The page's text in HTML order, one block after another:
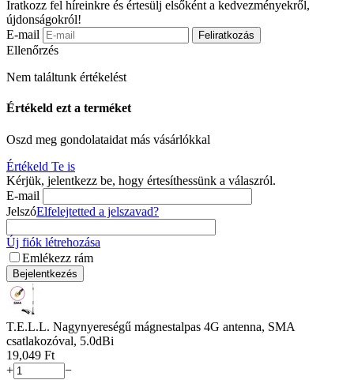
Iratkozz fel híreinkre és értesülj elsőként a kedvezményekről,
újdonságokról!
E-mail
Feliratkozás
Ellenőrzés
Nem találtunk értékelést
Értékeld ezt a terméket
Oszd meg gondolataidat más vásárlókkal
Értékeld Te is
Kérjük, jelentkezz be, hogy értesíthessünk a válaszról.
E-mail
JelszóElfelejtetted a jelszavad?
Új fiók létrehozása
Emlékezz rám
Bejelentkezés
T.E.L.L. Nagynyereségű mágnestalpas 4G antenna, SMA
csatlakozóval, 5.0dBi
19,049 Ft
+
−